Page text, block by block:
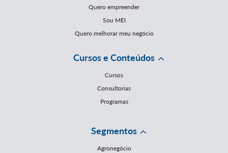
Quero empreender
Sou MEI
Quero melhorar meu negócio
Cursos e Conteúdos
Cursos
Consultorias
Programas
Segmentos
Agronegócio